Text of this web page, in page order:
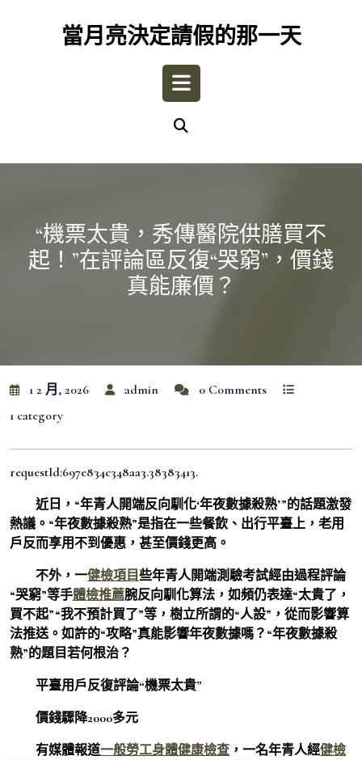
當月亮決定請假的那一天
Open
“機票太貴，秀傳醫院供膳買不
起！”在評論區反復“哭窮”，價錢
真能廉價？
1 2 月, 2026 admin
0 Comments
1 category
requestId:697e834c348aa3.38383413.
近日，“年青人開端反向馴化‘年夜數據殺熟’”的話題激發
熱議。“年夜數據殺熟”是指在一些餐飲、出行平臺上，老用
戶反而享用不到優惠，甚至價錢更高。
不外，一健檢項目些年青人開端測驗考試經由過程評論
“哭窮”等手體檢推薦腕反向馴化算法，如頻仍表達“太貴了，
買不起”“我不預計買了”等，樹立所謂的“人設”，從而影響算
法推送。如許的“攻略”真能影響年夜數據嗎？“年夜數據殺
熟”的題目若何根治？
平臺用戶反復評論“機票太貴”
價錢驟降2000多元
有媒體報道一般勞工身體健康檢查 ，一名年青人經健檢